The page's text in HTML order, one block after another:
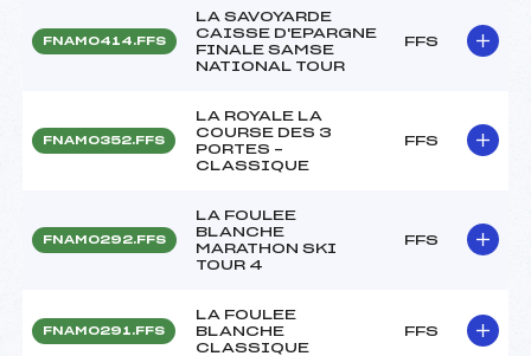
FNAM0414.FFS
LA SAVOYARDE
CAISSE D'EPARGNE
FINALE SAMSE
NATIONAL TOUR
FFS
FNAM0352.FFS
LA ROYALE LA
COURSE DES 3
PORTES –
CLASSIQUE
FFS
FNAM0292.FFS
LA FOULEE
BLANCHE
MARATHON SKI
TOUR 4
FFS
FNAM0291.FFS
LA FOULEE
BLANCHE
CLASSIQUE
FFS